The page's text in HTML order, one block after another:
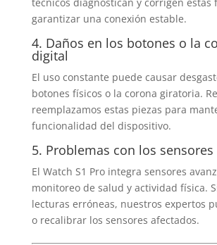
garantizar una conexión estable.
4. Daños en los botones o la
digital
El uso constante puede causar
botones físicos o la corona giratoria.
reemplazamos estas piezas para
funcionalidad del dispositivo.
5. Problemas con los sensores
El Watch S1 Pro integra sensores
monitoreo de salud y actividad física.
lecturas erróneas, nuestros expertos
o recalibrar los sensores afectados.